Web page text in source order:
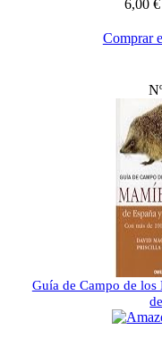
6,00 €
Comprar
Guía de Campo de los